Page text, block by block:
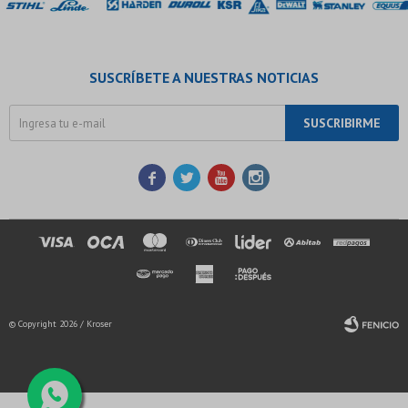
SUSCRÍBETE A NUESTRAS NOTICIAS
SUSCRIBIRME
   
© Copyright 2026 / Kroser